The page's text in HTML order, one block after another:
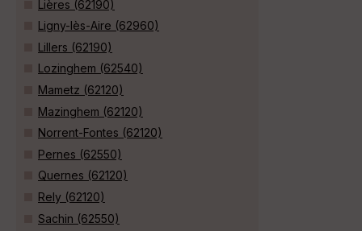
Lières (62190)
Ligny-lès-Aire (62960)
Lillers (62190)
Lozinghem (62540)
Mametz (62120)
Mazinghem (62120)
Norrent-Fontes (62120)
Pernes (62550)
Quernes (62120)
Rely (62120)
Sachin (62550)